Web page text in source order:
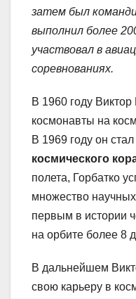
затем был
выполнил более
участвовал в
соревнованиях.
В 1960 году
космонавты на
В 1969 году он
космического
полета, Горбатко
множество
первым в истории
на орбите более 8
В дальнейшем
свою карьеру в